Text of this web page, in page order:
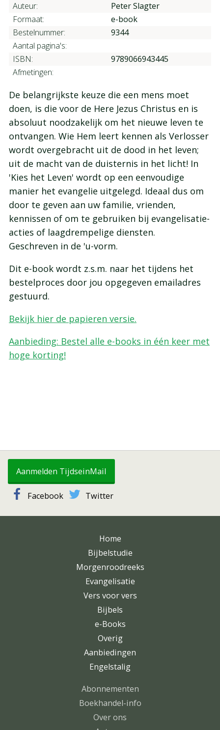
Auteur:
Peter Slagter
Formaat:
e-book
Bestelnummer:
9344
Aantal pagina's:
ISBN:
9789066943445
Afmetingen:
De belangrijkste keuze die een mens moet
doen, is die voor de Here Jezus Christus en is
absoluut noodzakelijk om het nieuwe leven te
ontvangen. Wie Hem leert kennen als Verlosser
wordt overgebracht uit de dood in het leven;
uit de macht van de duisternis in het licht! In
'Kies het Leven' wordt op een eenvoudige
manier het evangelie uitgelegd. Ideaal dus om
door te geven aan uw familie, vrienden,
kennissen of om te gebruiken bij evangelisatie-
acties of laagdrempelige diensten.
Geschreven in de 'u-vorm.
Dit e-book wordt z.s.m. naar het tijdens het
bestelproces door jou opgegeven emailadres
gestuurd.
Bekijk hier de papieren versie.
Aanbieding: Bestel alle e-books in één keer met
hoge korting!
Aanmelden TijdseinMail
Facebook Twitter
Home
Bijbelstudie
Morgenroodreeks
Evangelisatie
Vers voor vers
Bijbels
e-Books
Overig
Aanbiedingen
Engelstalig
Abonnementen
Boekhandel-info
Over ons